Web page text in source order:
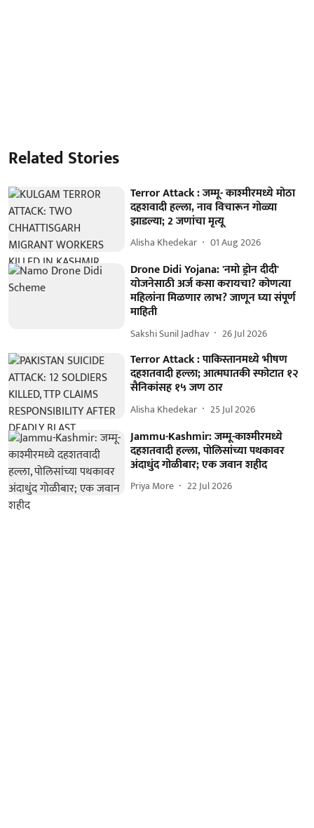
Related Stories
Terror Attack : जम्मू- काश्मीरमध्ये मोठा
दहशवादी हल्ला, नाव विचारून गोळ्या
झाडल्या; 2 जणांचा मृत्यू
Alisha Khedekar 01 Aug 2026
Drone Didi Yojana: 'नमो ड्रोन दीदी'
योजनेसाठी अर्ज कसा करायचा? कोणत्या
महिलांना मिळणार लाभ? जाणून घ्या संपूर्ण
माहिती
Sakshi Sunil Jadhav 26 Jul 2026
Terror Attack : पाकिस्तानमध्ये भीषण
दहशतवादी हल्ला; आत्मघातकी स्फोटात १२
सैनिकांसह १५ जण ठार
Alisha Khedekar 25 Jul 2026
Jammu-Kashmir: जम्मू-काश्मीरमध्ये
दहशतवादी हल्ला, पोलिसांच्या पथकावर
अंदाधुंद गोळीबार; एक जवान शहीद
Priya More 22 Jul 2026